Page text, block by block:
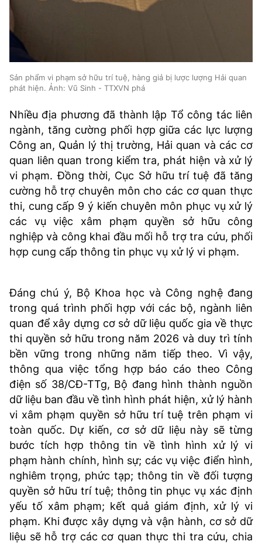
Sản phẩm vi phạm sở hữu trí tuệ, hàng giả bị lược lượng Hải quan
phát hiện. Ảnh: Vũ Sinh - TTXVN phá
Nhiều địa phương đã thành lập Tổ công tác liên
ngành, tăng cường phối hợp giữa các lực lượng
Công an, Quản lý thị trường, Hải quan và các cơ
quan liên quan trong kiểm tra, phát hiện và xử lý
vi phạm. Đồng thời, Cục Sở hữu trí tuệ đã tăng
cường hỗ trợ chuyên môn cho các cơ quan thực
thi, cung cấp 9 ý kiến chuyên môn phục vụ xử lý
các vụ việc xâm phạm quyền sở hữu công
nghiệp và công khai đầu mối hỗ trợ tra cứu, phối
hợp cung cấp thông tin phục vụ xử lý vi phạm.
Đáng chú ý, Bộ Khoa học và Công nghệ đang
trong quá trình phối hợp với các bộ, ngành liên
quan để xây dựng cơ sở dữ liệu quốc gia về thực
thi quyền sở hữu trong năm 2026 và duy trì tính
bền vững trong những năm tiếp theo. Vì vậy,
thông qua việc tổng hợp báo cáo theo Công
điện số 38/CĐ-TTg, Bộ đang hình thành nguồn
dữ liệu ban đầu về tình hình phát hiện, xử lý hành
vi xâm phạm quyền sở hữu trí tuệ trên phạm vi
toàn quốc. Dự kiến, cơ sở dữ liệu này sẽ từng
bước tích hợp thông tin về tình hình xử lý vi
phạm hành chính, hình sự; các vụ việc điển hình,
nghiêm trọng, phức tạp; thông tin về đối tượng
quyền sở hữu trí tuệ; thông tin phục vụ xác định
yếu tố xâm phạm; kết quả giám định, xử lý vi
phạm. Khi được xây dựng và vận hành, cơ sở dữ
liệu sẽ hỗ trợ các cơ quan thực thi tra cứu, chia